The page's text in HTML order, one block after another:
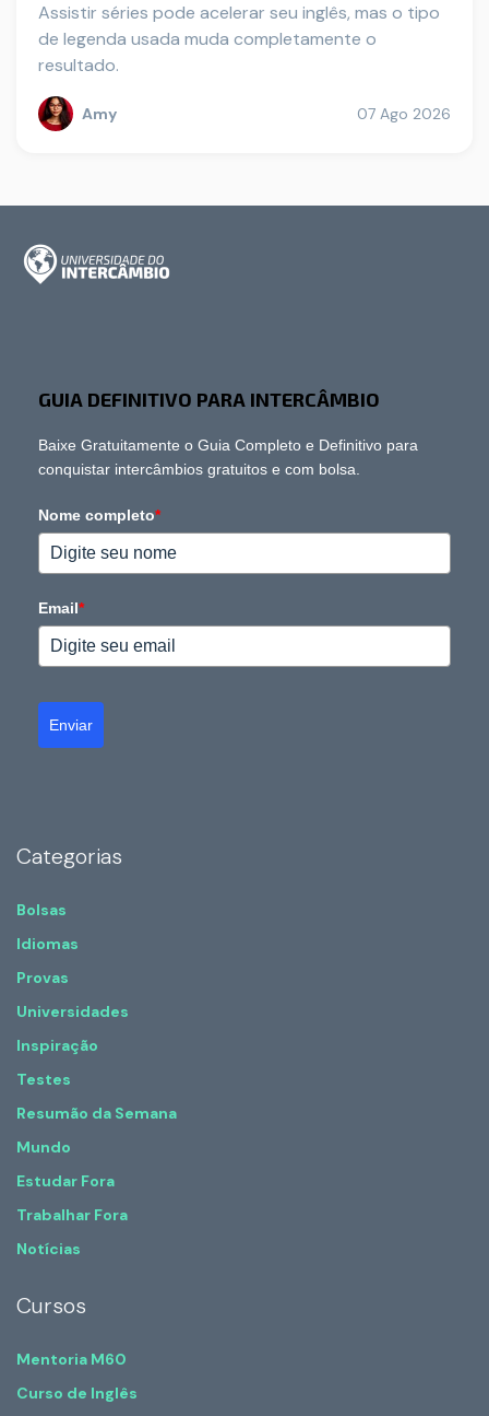
Assistir séries pode acelerar seu inglês, mas o tipo
de legenda usada muda completamente o
resultado.
Amy 07 Ago 2026
GUIA DEFINITIVO PARA INTERCÂMBIO
Baixe Gratuitamente o Guia Completo e Definitivo para
conquistar intercâmbios gratuitos e com bolsa.
Nome completo*
Email*
Enviar
Categorias
Bolsas
Idiomas
Provas
Universidades
Inspiração
Testes
Resumão da Semana
Mundo
Estudar Fora
Trabalhar Fora
Notícias
Cursos
Mentoria M60
Curso de Inglês